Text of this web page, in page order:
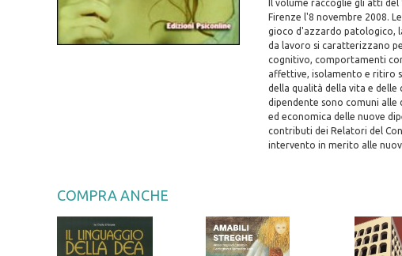
Il volume raccoglie gli atti
Firenze l'8 novembre 2008.
gioco d'azzardo patologico,
da lavoro si caratterizzano
cognitivo, comportamenti
affettive, isolamento e ritiro
della qualità della vita e
dipendente sono comuni alle
ed economica delle nuove
contributi dei Relatori del
intervento in merito alle
COMPRA ANCHE